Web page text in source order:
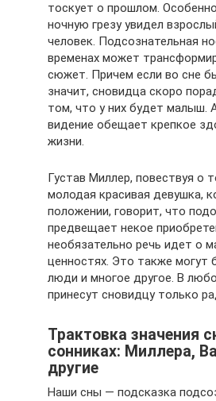
тоскует о прошлом.
ночную грезу увидел
человек. Подсознательная
временах может
сюжет. Причем если во сне
значит, сновидца скоро
том, что у них будет малыш.
видение обещает крепкое
жизни.
Густав Миллер, повествуя о
молодая красивая девушка,
положении, говорит, что
предвещает некое
необязательно речь идет о
ценностях. Это также могут
люди и многое другое. В
принесут сновидцу только
Трактовка значения
сонниках: Миллера,
другие
Наши сны — подсказка